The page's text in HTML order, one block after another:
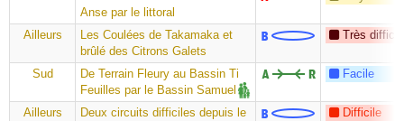
Anse par le littoral
Ailleurs
Les Coulées de Takamaka et
brûlé des Citrons Galets
Très
Sud
De Terrain Fleury au Bassin Ti
Feuilles par le Bassin Samuel
Facile
Ailleurs
Deux circuits difficiles depuis le
Difficile